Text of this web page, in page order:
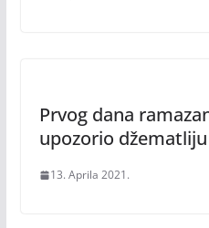
Prvog dana
upozorio
13. Aprila 2021.